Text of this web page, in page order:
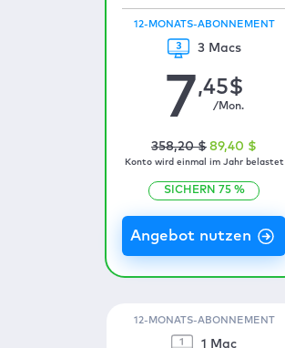
12-MONATS-ABONNEMENT
3 Macs
7,45$
/Mon.
358,20 $ 89,40 $
Konto wird einmal im Jahr belastet
SICHERN 75 %
12-MONATS-ABONNEMENT
1 Mac